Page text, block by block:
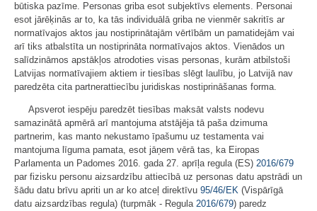
būtiska pazīme. Personas griba esot subjektīvs elements. Personai
esot jārēķinās ar to, ka tās individuālā griba ne vienmēr sakritīs ar
normatīvajos aktos jau nostiprinātajām vērtībām un pamatidejām vai
arī tiks atbalstīta un nostiprināta normatīvajos aktos. Vienādos un
salīdzināmos apstākļos atrodoties visas personas, kurām atbilstoši
Latvijas normatīvajiem aktiem ir tiesības slēgt laulību, jo Latvijā nav
paredzēta cita partnerattiecību juridiskas nostiprināšanas forma.
Apsverot iespēju paredzēt tiesības maksāt valsts nodevu
samazinātā apmērā arī mantojuma atstājēja tā paša dzimuma
partnerim, kas manto nekustamo īpašumu uz testamenta vai
mantojuma līguma pamata, esot jāņem vērā tas, ka Eiropas
Parlamenta un Padomes 2016. gada 27. aprīļa regula (ES) 2016/679
par fizisku personu aizsardzību attiecībā uz personas datu apstrādi un
šādu datu brīvu apriti un ar ko atceļ direktīvu 95/46/EK (Vispārīgā
datu aizsardzības regula) (turpmāk - Regula 2016/679) paredz